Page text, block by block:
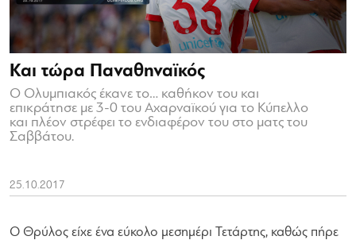
Και τώρα Παναθηναϊκός
Ο Ολυμπιακός έκανε το… καθήκον του και
επικράτησε με 3-0 του Αχαρναϊκού για το Κύπελλο
και πλέον στρέφει το ενδιαφέρον του στο ματς του
Σαββάτου.
25.10.2017
Ο Θρύλος είχε ένα εύκολο μεσημέρι Τετάρτης, καθώς πήρε